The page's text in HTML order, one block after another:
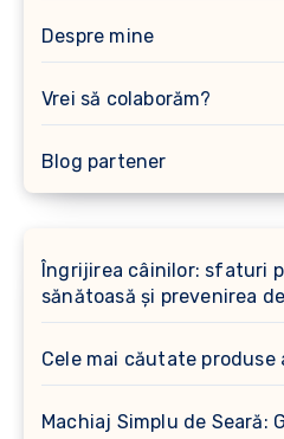
Despre mine
Vrei să colaborăm?
Blog partener
Îngrijirea câinilor: sfaturi
sănătoasă și prevenirea
Cele mai căutate produse
Machiaj Simplu de Seară: